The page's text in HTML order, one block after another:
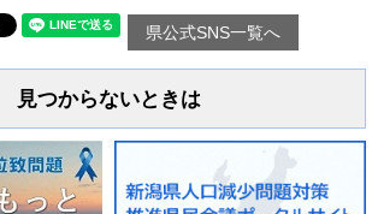
県公式SNS一覧へ
見つからないときは